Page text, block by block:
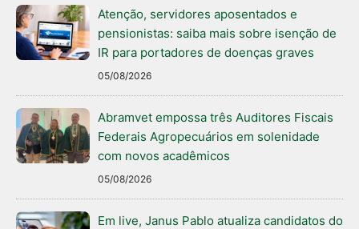
Atenção, servidores aposentados e
pensionistas: saiba mais sobre isenção de
IR para portadores de doenças graves
05/08/2026
Abramvet empossa três Auditores Fiscais
Federais Agropecuários em solenidade
com novos acadêmicos
05/08/2026
Em live, Janus Pablo atualiza candidatos do